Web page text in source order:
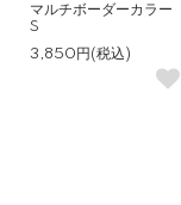
マルチボーダーカラー
S
3,850円(税込)